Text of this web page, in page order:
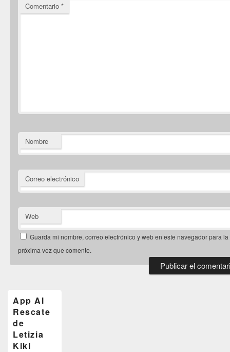
Comentario*
Nombre
Correo electrónico
Web
Guarda mi nombre, correo electrónico y web en este navegador para la
próxima vez que comente.
widget
barra
lateral
primaria
App Al
Rescate
de
Letizia
Kiki